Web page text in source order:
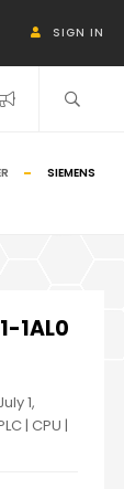
SIGN IN
SIEMENS
1AL0
1,
| CPU |